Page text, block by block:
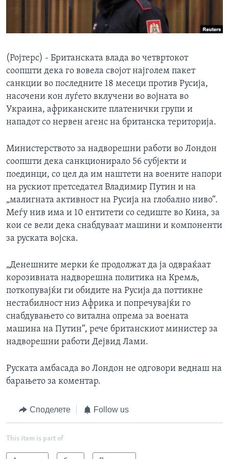
(Ројтерс) - Британската влада во четвртокот
соопшти дека го вовела својот најголем пакет
санкции во последните 18 месеци против Русија,
насочени кон луѓето вклучени во војната во
Украина, африканските платенички групи и
нападот со нервен агенс на британска територија.
Министерството за надворешни работи во Лондон
соопшти дека санкционирало 56 субјекти и
поединци, со цел да им наштети на воените напори
на рускиот претседател Владимир Путин и на
„малигната активност на Русија на глобално ниво“.
Меѓу нив има и 10 ентитети со седиште во Кина, за
кои се вели дека снабдуваат машини и компоненти
за руската војска.
„Денешните мерки ќе продолжат да ја одвраќаат
корозивната надворешна политика на Кремљ,
поткопувајќи ги обидите на Русија да поттикне
нестабилност низ Африка и попречувајќи го
снабдувањето со витална опрема за воената
машина на Путин“, рече британскиот министер за
надворешни работи Дејвид Лами.
Руската амбасада во Лондон не одговори веднаш на
барањето за коментар.
Споделете Follow us
This item is part of